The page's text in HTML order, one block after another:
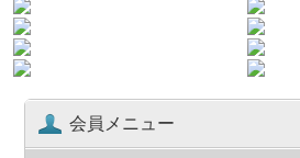
会員メニュー